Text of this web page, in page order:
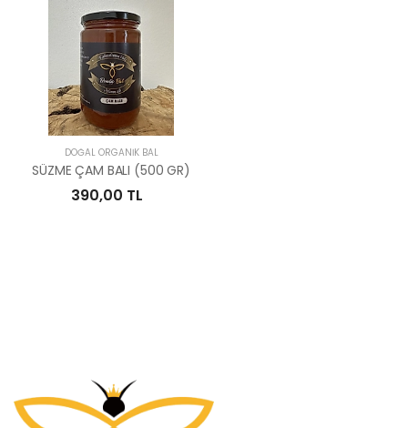
DOĞAL ORGANIK BAL
SÜZME ÇAM BALI (500 GR)
390,00 TL